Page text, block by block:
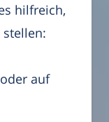
hilfreich,
stellen:
auf